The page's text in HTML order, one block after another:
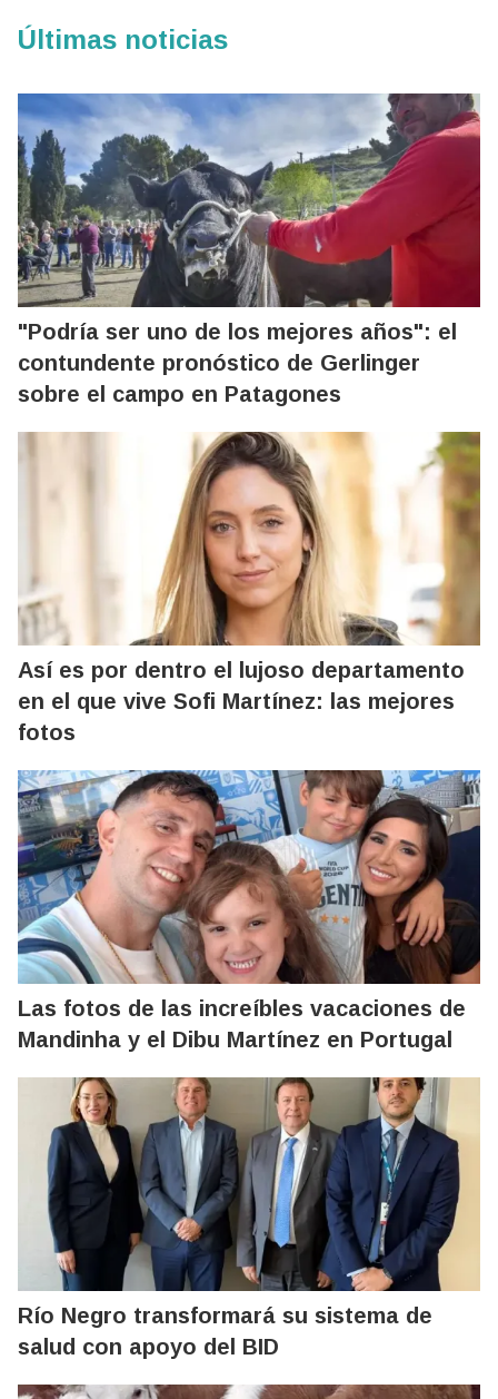
Últimas noticias
"Podría ser uno de los mejores años": el
contundente pronóstico de Gerlinger
sobre el campo en Patagones
Así es por dentro el lujoso departamento
en el que vive Sofi Martínez: las mejores
fotos
Las fotos de las increíbles vacaciones de
Mandinha y el Dibu Martínez en Portugal
Río Negro transformará su sistema de
salud con apoyo del BID